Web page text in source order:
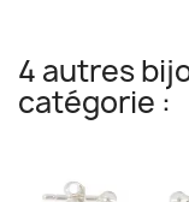
4 autres
catégorie :